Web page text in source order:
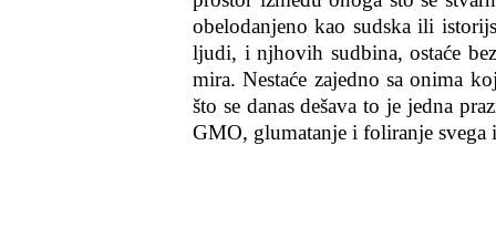
obelodanjeno kao sudska ili
ljudi, i njhovih sudbina, ostaće
mira. Nestaće zajedno sa onima
što se danas dešava to je jedna
GMO, glumatanje i foliranje svega